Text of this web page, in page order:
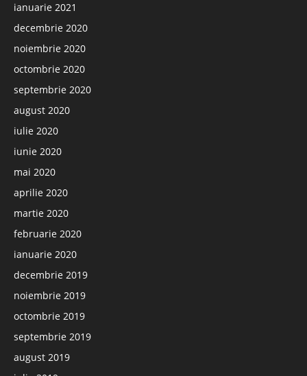
ianuarie 2021
decembrie 2020
noiembrie 2020
octombrie 2020
septembrie 2020
august 2020
iulie 2020
iunie 2020
mai 2020
aprilie 2020
martie 2020
februarie 2020
ianuarie 2020
decembrie 2019
noiembrie 2019
octombrie 2019
septembrie 2019
august 2019